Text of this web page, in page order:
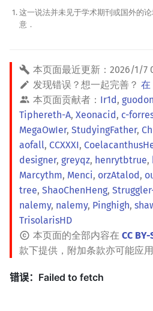
这一说法并未见于学术期刊或国外的
意．
本页面最近更新： 2026/1/7
发现错误？想一起完善？ 在
本页面贡献者： Ir1d,
Tiphereth-A, Xeonacid, c-
MegaOwIer, StudyingFather,
aofall, CCXXXI,
designer, greyqz, henrytbtrue,
Marcythm, Menci, orzAtalod,
tree, ShaoChenHeng,
nalemy, nalemy, Pinghigh,
TrisolarisHD
本页面的全部内容在 CC
款下提供，附加条款亦可能应用